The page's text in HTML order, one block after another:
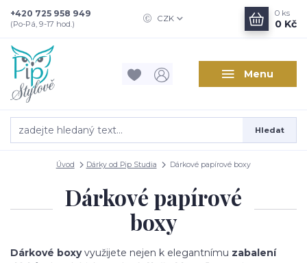
Menu
CZK
Hledat
+420 725 958 949
(Po-Pá, 9-17 hod.)
0 ks
0 Kč
Úvod Dárky od Pip Studia Dárkové papírové boxy
Dárkové papírové
boxy
Dárkové boxyvyužijete nejen k elegantnímu zabalení